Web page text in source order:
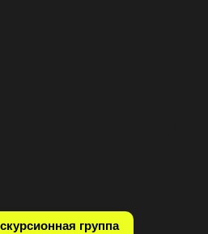
группа